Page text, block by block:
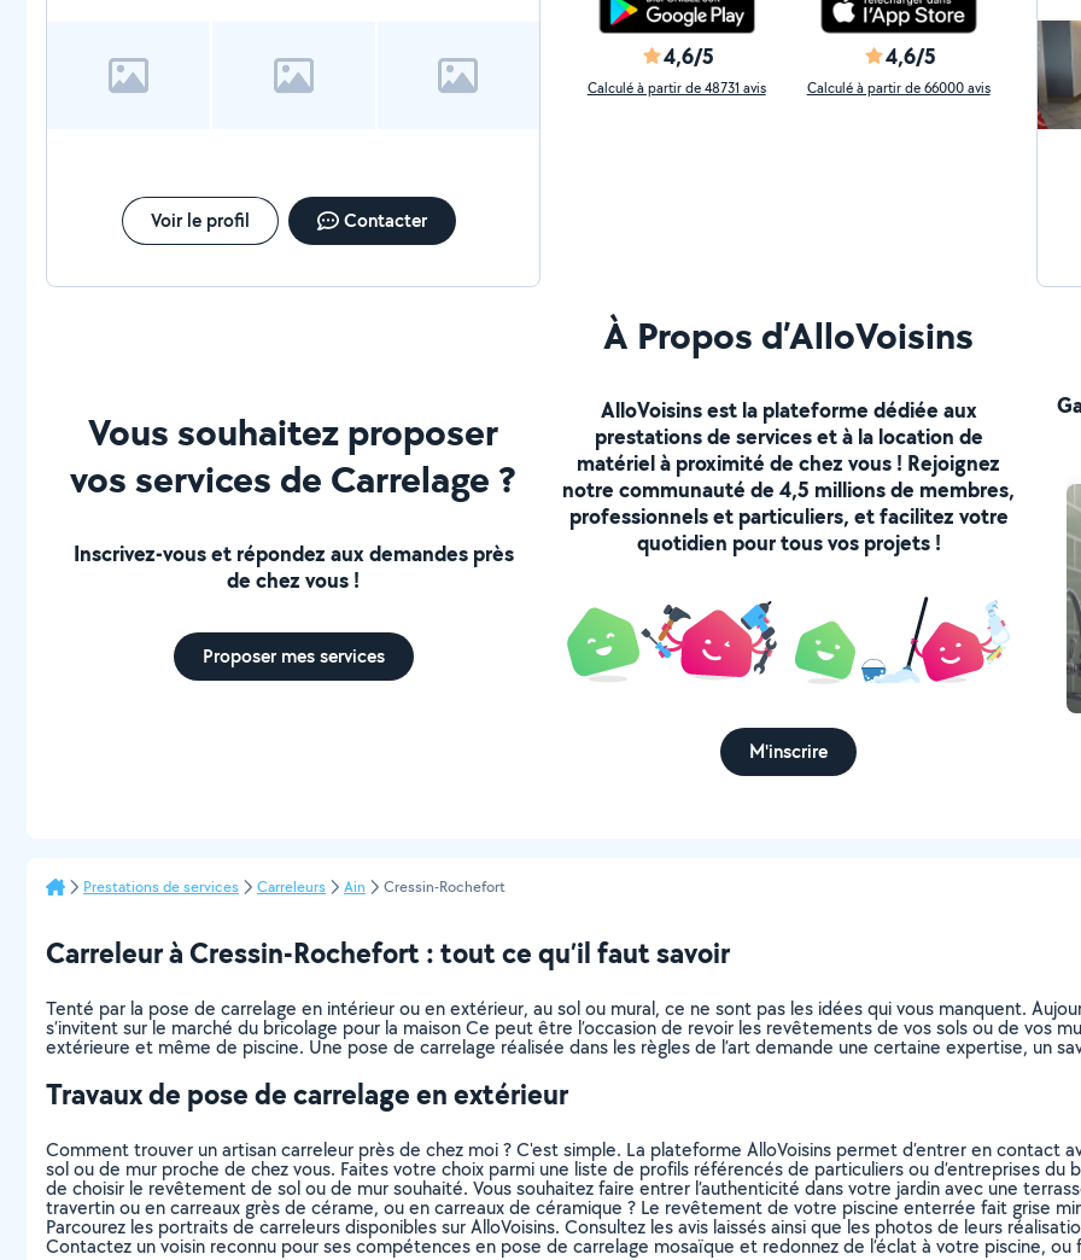
Voir le profil Contacter
4,6/5
Calculé à partir de 48731 avis
4,6/5
Calculé à partir de 66000 avis
Vous souhaitez proposer
vos services de Carrelage ?
Inscrivez-vous et répondez aux demandes près
de chez vous !
Proposer mes services
À Propos d’AlloVoisins
AlloVoisins est la plateforme dédiée aux
prestations de services et à la location de
matériel à proximité de chez vous ! Rejoignez
notre communauté de 4,5 millions de membres,
professionnels et particuliers, et facilitez votre
quotidien pour tous vos projets !
M'inscrire
Prestations de services Carreleurs Ain Cressin-Rochefort
Carreleur à Cressin-Rochefort : tout ce qu’il faut savoir
Tenté par la pose de carrelage en intérieur ou en extérieur, au sol ou mural, ce ne sont pas les idées qui vous manquent.
s’invitent sur le marché du bricolage pour la maison Ce peut être l’occasion de revoir les revêtements de vos sols ou de vos
extérieure et même de piscine. Une pose de carrelage réalisée dans les règles de l’art demande une certaine expertise, un
Travaux de pose de carrelage en extérieur
Comment trouver un artisan carreleur près de chez moi ? C'est simple. La plateforme AlloVoisins permet d’entrer en
sol ou de mur proche de chez vous. Faites votre choix parmi une liste de profils référencés de particuliers ou d’entreprises du
de choisir le revêtement de sol ou de mur souhaité. Vous souhaitez faire entrer l’authenticité dans votre jardin avec une
travertin ou en carreaux grès de cérame, ou en carreaux de céramique ? Le revêtement de votre piscine enterrée fait grise
Parcourez les portraits de carreleurs disponibles sur AlloVoisins. Consultez les avis laissés ainsi que les photos de leurs
Contactez un voisin reconnu pour ses compétences en pose de carrelage mosaïque et redonnez de l’éclat à votre piscine,